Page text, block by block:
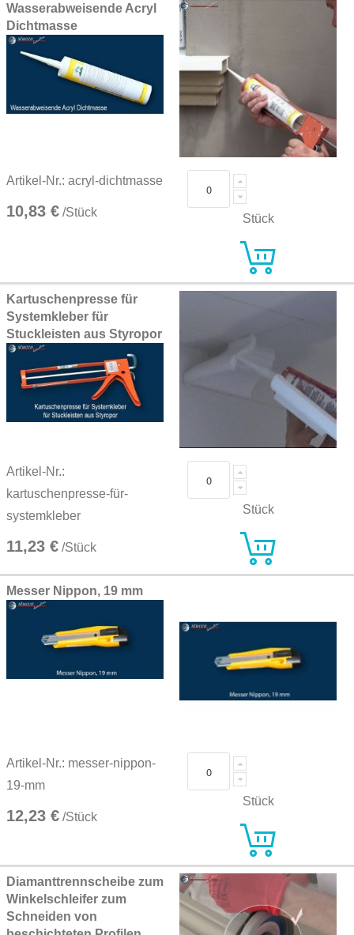
Wasserabweisende Acryl
Dichtmasse
Artikel-Nr.: acryl-dichtmasse
10,83 € /Stück Stück
Kartuschenpresse für
Systemkleber für
Stuckleisten aus Styropor
Artikel-Nr.:
kartuschenpresse-für-
systemkleber
11,23 € /Stück
Stück
Messer Nippon, 19 mm
Artikel-Nr.: messer-nippon-
19-mm
12,23 € /Stück
Stück
Diamanttrennscheibe zum
Winkelschleifer zum
Schneiden von